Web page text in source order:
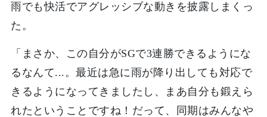
雨でも快活でアグレッシブな動きを披露しまくっ
た。
「まさか、この自分がSGで3連勝できるようにな
るなんて...。最近は急に雨が降り出しても対応で
きるようになってきましたし、まあ自分も鍛えら
れたということですね！だって、同期はみんなや